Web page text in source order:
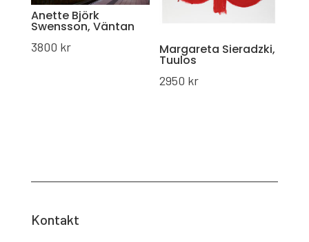
Anette Björk
Swensson, Väntan
3800 kr Margareta Sieradzki,
Tuulos
2950 kr
Kontakt